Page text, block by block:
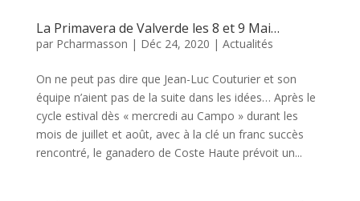
La Primavera de Valverde les 8 et 9 Mai…
par Pcharmasson | Déc 24, 2020 | Actualités
On ne peut pas dire que Jean-Luc Couturier et son
équipe n’aient pas de la suite dans les idées… Après le
cycle estival dès « mercredi au Campo » durant les
mois de juillet et août, avec à la clé un franc succès
rencontré, le ganadero de Coste Haute prévoit un...